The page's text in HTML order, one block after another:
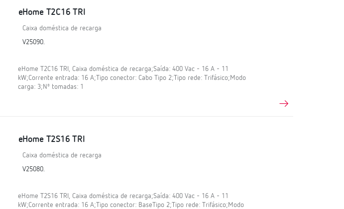
eHome T2C16 TRI
Caixa doméstica de recarga
V25090.
eHome T2C16 TRI, Caixa doméstica de recarga;Saída: 400 Vac - 16 A - 11
kW;Corrente entrada: 16 A;Tipo conector: Cabo Tipo 2;Tipo rede: Trifásico;Modo
carga: 3;Nº tomadas: 1
eHome T2S16 TRI
Caixa doméstica de recarga
V25080.
eHome T2S16 TRI, Caixa doméstica de recarga;Saída: 400 Vac - 16 A - 11
kW;Corrente entrada: 16 A;Tipo conector: BaseTipo 2;Tipo rede: Trifásico;Modo